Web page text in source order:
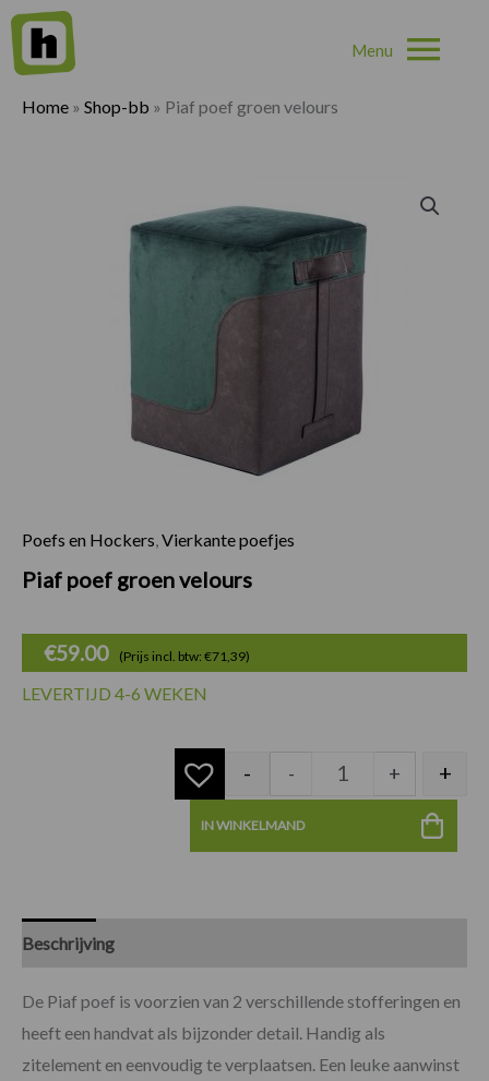
Home » Shop-bb » Piaf poef groen velours
Poefs en Hockers Vierkante poefjes
Piaf poef groen velours
€59.00 (Prijs incl. btw: €71,39)
LEVERTIJD 4-6 WEKEN
- - + +
IN WINKELMAND
Beschrijving
De Piaf poef is voorzien van 2 verschillende stofferingen en
heeft een handvat als bijzonder detail. Handig als
zitelement en eenvoudig te verplaatsen. Een leuke aanwinst